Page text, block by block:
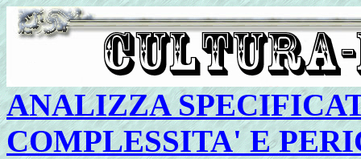
ANALIZZA
COMPLESSITA' E